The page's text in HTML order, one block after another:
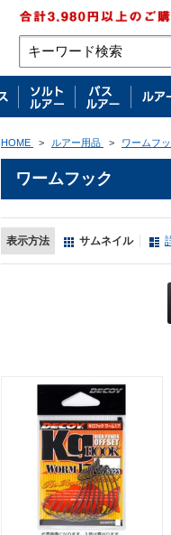
HOME > ルアー用品 > ワームフ
ワームフック
表示方法 サムネイル